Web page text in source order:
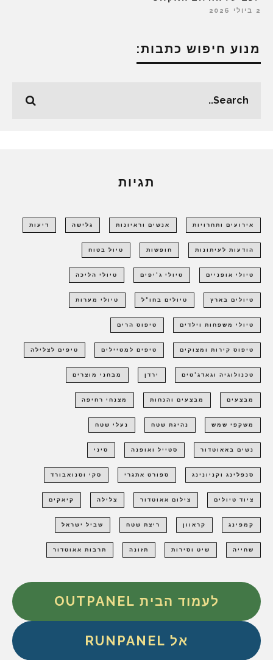
2 ביולי 2026
מנוע חיפוש כתבות:
תגיות
אירועים ותחרויות אנשים וראיונות גלישה דיעות
הודעות לעיתונות חופשות טיול בטוח
טיולי אופניים טיולי ג'יפים טיולי הליכה
טיולים בארץ טיולים בחו"ל טיולי מערות
טיולי משפחות וילדים טיפוס הרים
טיפוס קירות ומצוקים טיפים למטיילים טיפים לצלילה
טכנולוגיה וגאדג'טים ירדן מבחני מוצרים
מבצעים מבצעים והנחות מצנחי רחיפה
משקפי שמש נהיגת שטח נעלי שטח
נשים באאוטדור סטייל ואופנה סיני
סנפלינג וקניונינג ספורט אתגרי סקי וסנואבורד
ציוד טיולים צילום אאוטדור צלילה קיאקים
קמפינג קראוון ריצת שטח שביל ישראל
שחייה שיט וסירות תזונה תרבות אאוטדור
לעמוד הבית OUTPANEL
אל RUNPANEL